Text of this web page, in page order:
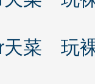
天菜 玩